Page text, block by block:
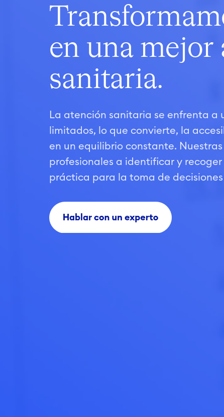
en una mejor
sanitaria.
La atención sanitaria se enfrenta a
limitados, lo que convierte, la
en un equilibrio constante.
profesionales a identificar y
práctica para la toma de